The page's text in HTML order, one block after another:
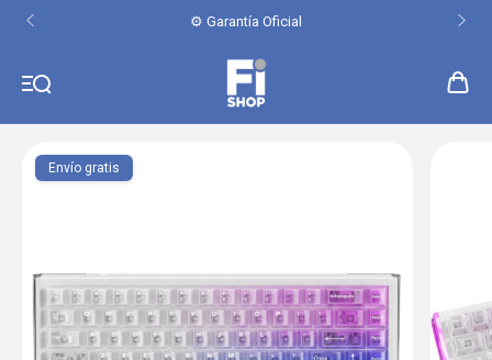
⚙️ Garantía Oficial
Envío gratis